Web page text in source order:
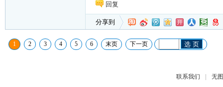
回复
分享到
1 2 3 4 5 6 末页 下一页 选 页
联系我们 | 无